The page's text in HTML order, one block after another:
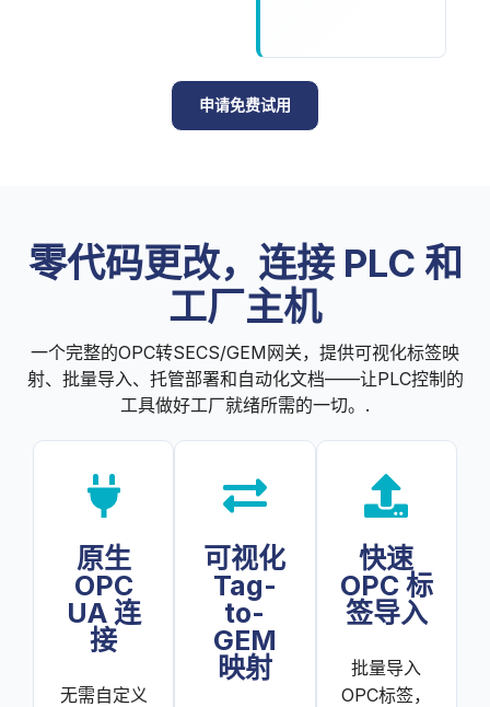
申请免费试用
零代码更改，连接 PLC 和
工厂主机
一个完整的OPC转SECS/GEM网关，提供可视化标签映
射、批量导入、托管部署和自动化文档——让PLC控制的
工具做好工厂就绪所需的一切。.
原生
OPC
UA 连
接
无需自定义
可视化
Tag-
to-
GEM
映射
快速
OPC 标
签导入
批量导入
OPC标签，